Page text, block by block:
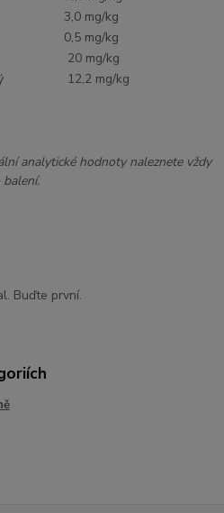
3,0 mg/kg
0,5 mg/kg
20 mg/kg
12,2 mg/kg
analytické hodnoty naleznete vždy
Buďte první.